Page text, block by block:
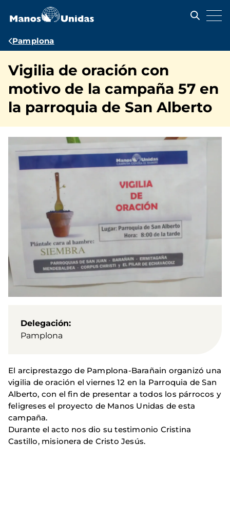
contenido
Ruta
navegación
Pamplona
Vigilia de oración con
motivo de la campaña 57 en
la parroquia de San Alberto
Delegación
Pamplona
El arciprestazgo de Pamplona-Barañain organizó una
vigilia de oración el viernes 12 en la Parroquia de San
Alberto, con el fin de presentar a todos los párrocos y
feligreses el proyecto de Manos Unidas de esta
campaña.
Durante el acto nos dio su testimonio Cristina
Castillo, misionera de Cristo Jesús.